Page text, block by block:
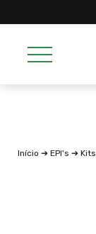
Início ➔ EPI's ➔ Kits